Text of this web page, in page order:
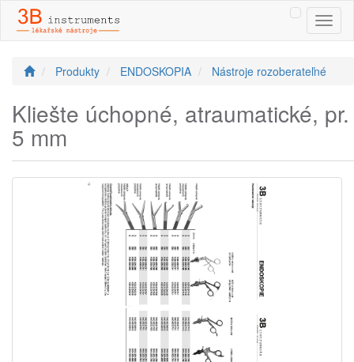
Produkty ENDOSKOPIA Nástroje rozoberateľné
Kliešte úchopné, atraumatické, pr.
5 mm